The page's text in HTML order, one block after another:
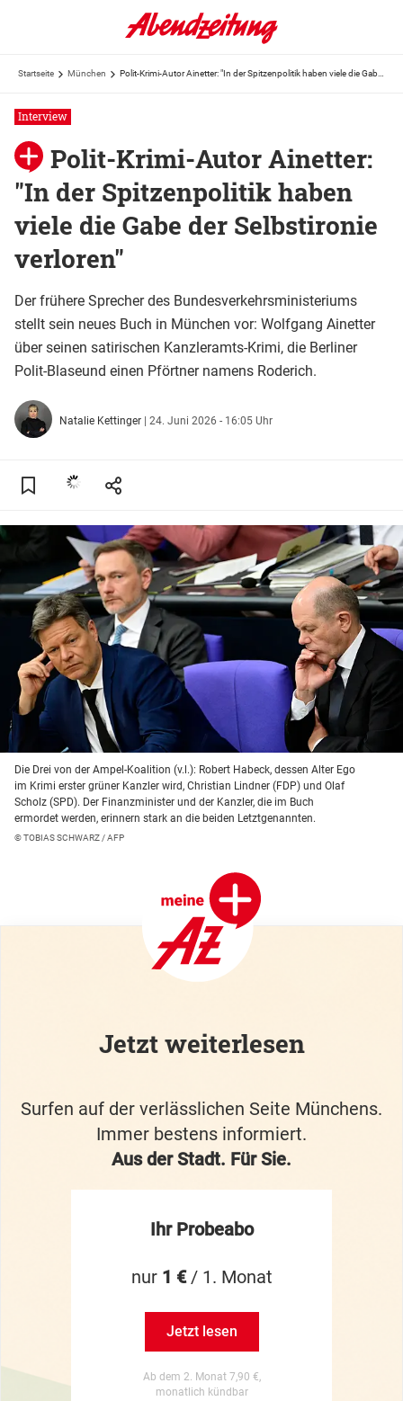
Startseite München
Interview
Polit-Krimi-Autor Ainetter:
"In der Spitzenpolitik haben
viele die Gabe der Selbstironie
verloren"
Der frühere Sprecher des Bundesverkehrsministeriums
stellt sein neues Buch in München vor: Wolfgang Ainetter
über seinen satirischen Kanzleramts-Krimi, die Berliner
Polit-Blaseund einen Pförtner namens Roderich.
Natalie Kettinger | 24. Juni 2026 - 16:05 Uhr
Die Drei von der Ampel-Koalition (v.l.): Robert Habeck, dessen Alter Ego
im Krimi erster grüner Kanzler wird, Christian Lindner (FDP) und Olaf
Scholz (SPD). Der Finanzminister und der Kanzler, die im Buch
ermordet werden, erinnern stark an die beiden Letztgenannten.
© TOBIAS SCHWARZ / AFP
Jetzt weiterlesen
Surfen auf der verlässlichen Seite Münchens.
Immer bestens informiert.
Aus der Stadt. Für Sie.
Ihr Probeabo
nur 1 €/ 1. Monat
Jetzt lesen
Ab dem 2. Monat 7,90 €,
monatlich kündbar